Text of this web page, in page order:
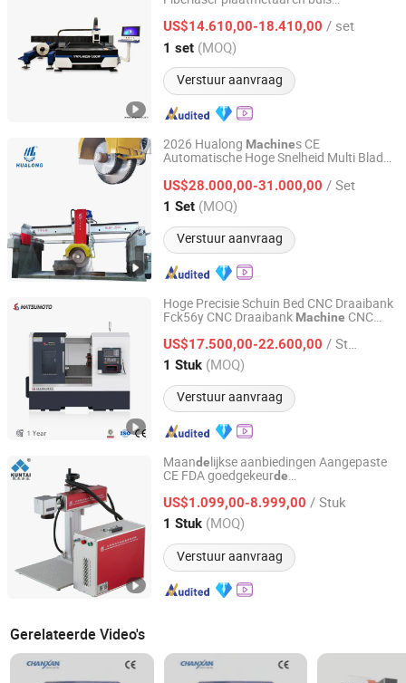
US$14.610,00-18.410,00 / set
1 set (MOQ)
Verstuur aanvraag
Anhui Yawei Machine Tool Manufacturing Co., Ltd.
Anhui, China Sinds 2017
2026 Hualong Machines CE
Automatische Hoge Snelheid Multi Blad
voor Graniet, Marmer, Kwarts, Porselein in
Zuid-Afrika Algerije
US$28.000,00-31.000,00 / Set
1 Set (MOQ)
Verstuur aanvraag
Fujian Province Hualong Machinery Co., Ltd.
Fujian, China Sinds 2017
Hoge Precisie Schuin Bed CNC Draaibank
Fck56y CNC Draaibank Machine CNC
Gecertificeerd
US$17.500,00-22.600,00 / Stuk
1 Stuk (MOQ)
Verstuur aanvraag
Shandong Matsumoto Machine Tool Co., Ltd.
Shandong, China Sinds 2025
Maandelijkse aanbiedingen Aangepaste
CE FDA goedgekeurde
metalen ABS PVC
US$1.099,00-8.999,00 / Stuk
1 Stuk (MOQ)
Verstuur aanvraag
Jiangsu Kuntai Industrial Equipment Co., Ltd.
Jiangsu, China Sinds 2015
Gerelateerde Video's